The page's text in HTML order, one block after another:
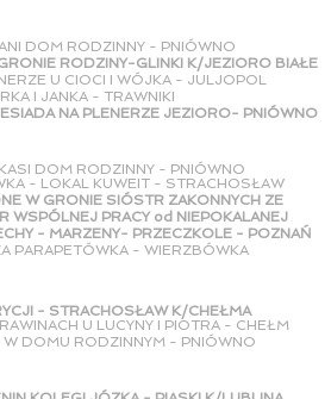
DOM RODZINNY - PNIÓWNO
RODZINY-GLINKI K/JEZIORO BIAŁE
U CIOCI I WÓJKA - JULJOPOL
I JANKA - TRAWNIKI
NA PLENERZE JEZIORO- PNIÓWNO
DOM RODZINNY - PNIÓWNO
- LOKAL KUWEIT - STRACHOSŁAW
W GRONIE SIÓSTR ZAKONNYCH ZE
PRACY od NIEPOKALANEJ
- MARZENY- PRZECZKOLE - POZNAŃ
PARAPETÓWKA - WIERZBÓWKA
- STRACHOSŁAW K/CHEŁMA
U LUCYNY I PIOTRA - CHEŁM
DOMU RODZINNYM - PNIÓWNO